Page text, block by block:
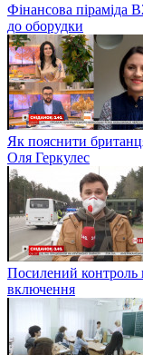
Фінансова піраміда
до оборудки
Як пояснити
Оля Геркулес
Посилений контроль
включення